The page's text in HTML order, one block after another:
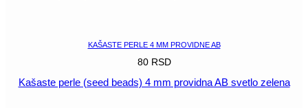
KAŠASTE PERLE 4 MM PROVIDNE AB
80 RSD
Kašaste perle (seed beads) 4 mm providna AB svetlo zelena